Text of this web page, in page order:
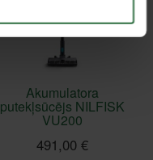
Akumulatora
putekļsūcējs NILFISK
VU200
491,00 €